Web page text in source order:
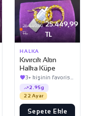
26.449,99
TL
25.449,99
TL
HALKA
Kıvırcık Altın
Halka Küpe
2.95g
22 Ayar
Sepete Ekle